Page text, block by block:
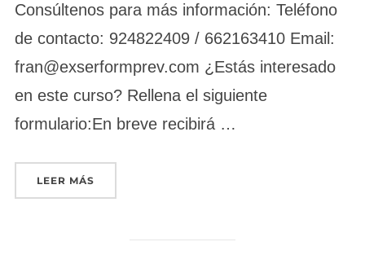
Consúltenos para más información: Teléfono
de contacto: 924822409 / 662163410 Email:
fran@exserformprev.com ¿Estás interesado
en este curso? Rellena el siguiente
formulario:En breve recibirá …
LEER MÁS«CIBERSEGURIDAD PARA MICROEMPRESAS